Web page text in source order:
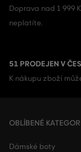
Doprava nad 1 999
neplatíte.
51 PRODEJEN V
K nákupu zboží
OBLÍBENÉ
Dámské boty